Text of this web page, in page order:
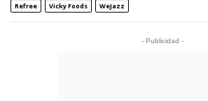
Refree
Vicky Foods WeJazz
- Publicidad -